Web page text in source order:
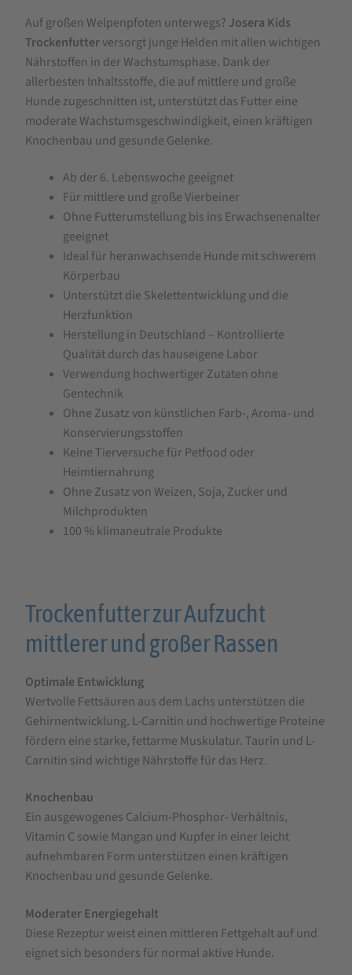
Josera
Kids
Trockenfutter
Auf großen Welpenpfoten unterwegs? Josera Kids
Trockenfutterversorgt junge Helden mit allen wichtigen
Nährstoffen in der Wachstumsphase. Dank der
allerbesten Inhaltsstoffe, die auf mittlere und große
Hunde zugeschnitten ist, unterstützt das Futter eine
moderate Wachstumsgeschwindigkeit, einen kräftigen
Knochenbau und gesunde Gelenke.
Ab der 6. Lebenswoche geeignet
Für mittlere und große Vierbeiner
Ohne Futterumstellung bis ins Erwachsenenalter
geeignet
Ideal für heranwachsende Hunde mit schwerem
Körperbau
Unterstützt die Skelettentwicklung und die
Herzfunktion
Herstellung in Deutschland – Kontrollierte
Qualität durch das hauseigene Labor
Verwendung hochwertiger Zutaten ohne
Gentechnik
Ohne Zusatz von künstlichen Farb-, Aroma- und
Konservierungsstoffen
Keine Tierversuche für Petfood oder
Heimtiernahrung
Ohne Zusatz von Weizen, Soja, Zucker und
Milchprodukten
100 % klimaneutrale Produkte
Trockenfutter zur Aufzucht
mittlerer und großer Rassen
Optimale Entwicklung
Wertvolle Fettsäuren aus dem Lachs unterstützen die
Gehirnentwicklung. L-Carnitin und hochwertige Proteine
fördern eine starke, fettarme Muskulatur. Taurin und L-
Carnitin sind wichtige Nährstoffe für das Herz.
Knochenbau
Ein ausgewogenes Calcium-Phosphor- Verhältnis,
Vitamin C sowie Mangan und Kupfer in einer leicht
aufnehmbaren Form unterstützen einen kräftigen
Knochenbau und gesunde Gelenke.
Moderater Energiegehalt
Diese Rezeptur weist einen mittleren Fettgehalt auf und
eignet sich besonders für normal aktive Hunde.